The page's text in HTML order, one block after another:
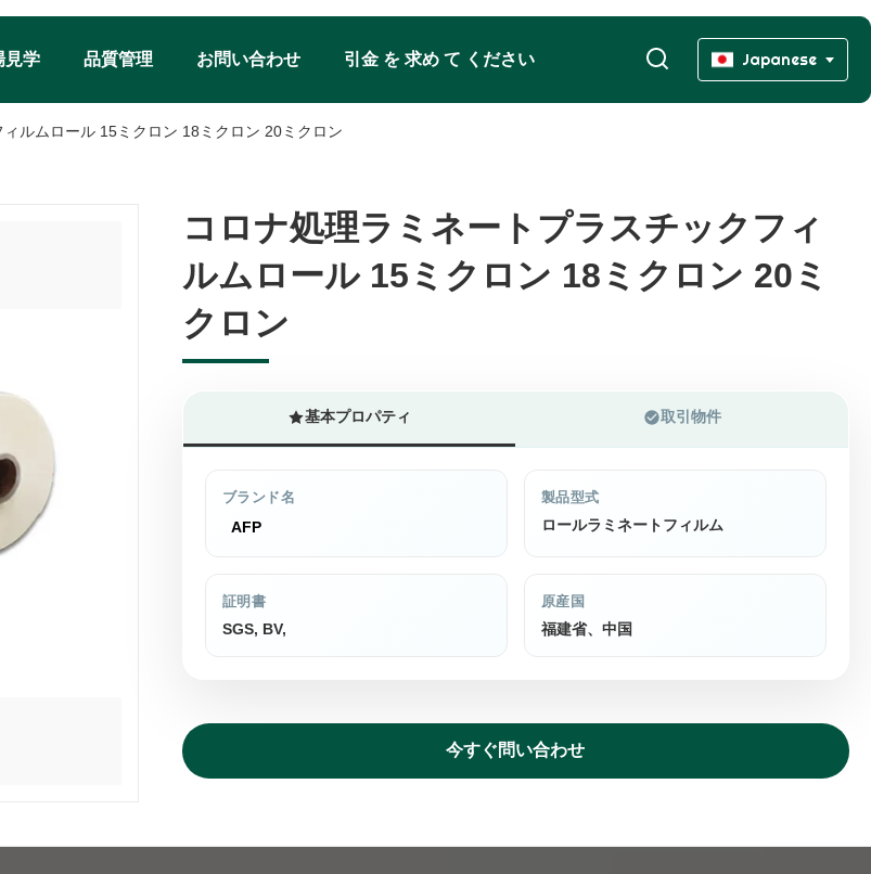
見学 品質管理 お問い合わせ 引金 を 求め て ください Japanese
ルムロール 15ミクロン 18ミクロン 20ミクロン
コロナ処理ラミネートプラスチックフィ
ルムロール 15ミクロン 18ミクロン 20ミ
クロン
コロナ処理ラミネートプラスチックフィ
ルムロール 15ミクロン 18ミクロン 20ミ
クロン
基本プロパティ 取引物件
ブランド名
AFP
製品型式
ロールラミネートフィルム
証明書
SGS, BV,
原産国
福建省、中国
今すぐ問い合わせ